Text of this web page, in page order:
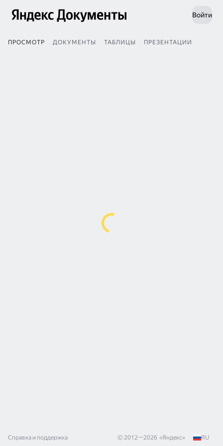
Войти
ПРОСМОТР ДОКУМЕНТЫ ТАБЛИЦЫ ПРЕЗЕНТАЦИИ
Справка и поддержка © 2012—2026 «Яндекс» RU